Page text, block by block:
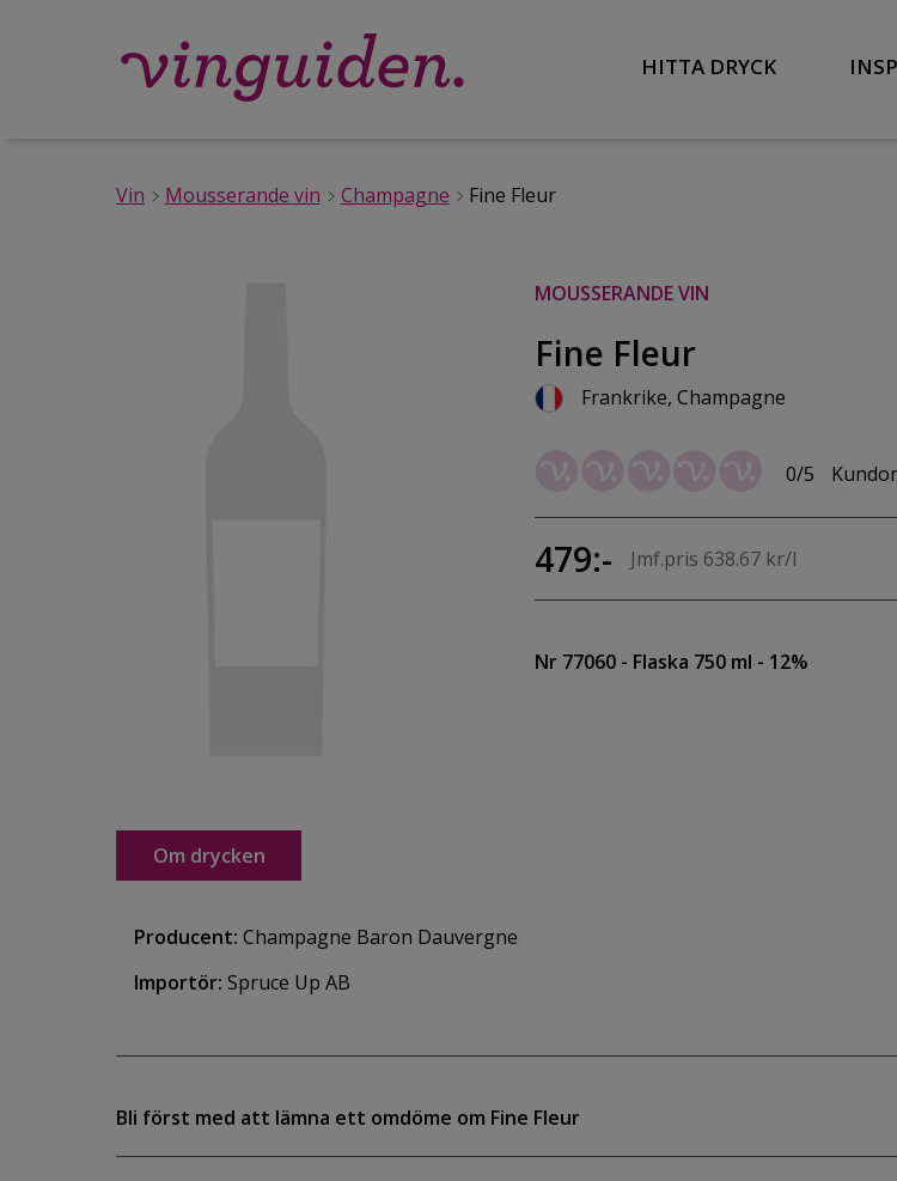
HITTA DRYCK
Vin Mousserande vin Champagne Fine Fleur
MOUSSERANDE VIN
Fine Fleur
Frankrike, Champagne
0/5
479:- Jmf.pris 638.67 kr/l
Nr 77060 - Flaska 750 ml - 12%
Om drycken
Producent: Champagne Baron Dauvergne
Importör: Spruce Up AB
Bli först med att lämna ett omdöme om Fine Fleur